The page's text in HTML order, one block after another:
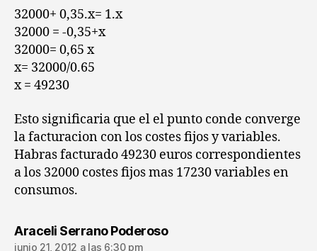
32000+ 0,35.x= 1.x
32000 = -0,35+x
32000= 0,65 x
x= 32000/0.65
x = 49230
Esto significaria que el el punto conde converge
la facturacion con los costes fijos y variables.
Habras facturado 49230 euros correspondientes
a los 32000 costes fijos mas 17230 variables en
consumos.
Araceli Serrano Poderosodice:
junio 21, 2012 a las 6:30 pm